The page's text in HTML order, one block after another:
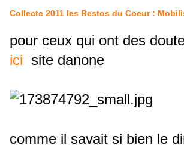
Collecte 2011 les Restos du Coeur :
pour ceux qui ont des
ici site danone
comme il savait si bien le